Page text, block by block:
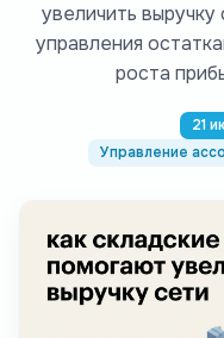
увеличить
управления
роста
21
Управление